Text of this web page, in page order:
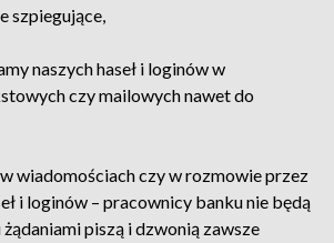
szpiegujące,
naszych haseł i loginów w
czy mailowych nawet do
wiadomościach czy w rozmowie przez
i loginów – pracownicy banku nie będą
piszą i dzwonią zawsze